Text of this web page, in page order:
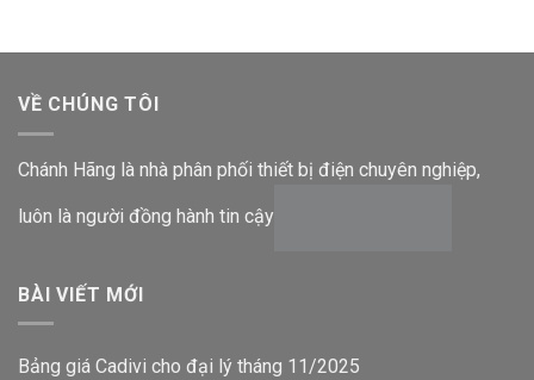
VỀ CHÚNG TÔI
Chánh Hãng là nhà phân phối thiết bị điện chuyên nghiệp,
luôn là người đồng hành tin cậy
BÀI VIẾT MỚI
Bảng giá Cadivi cho đại lý tháng 11/2025